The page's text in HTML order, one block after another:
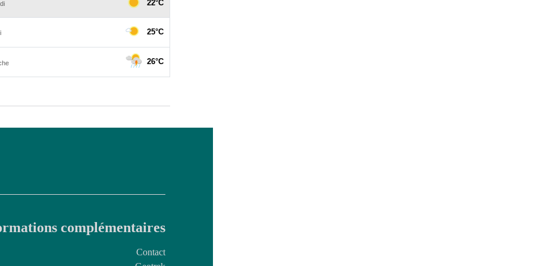
complémentaires
Contact